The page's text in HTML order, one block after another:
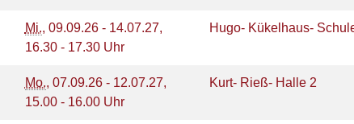
Mi., 09.09.26 - 14.07.27,
16.30 - 17.30 Uhr
Hugo- Kükelhaus-
Mo., 07.09.26 - 12.07.27,
15.00 - 16.00 Uhr
Kurt- Rieß- Halle 2